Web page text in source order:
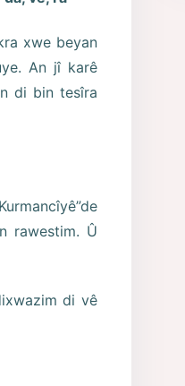
xwe beyan
An jî karê
di bin tesîra
rawestim. Û
di vê